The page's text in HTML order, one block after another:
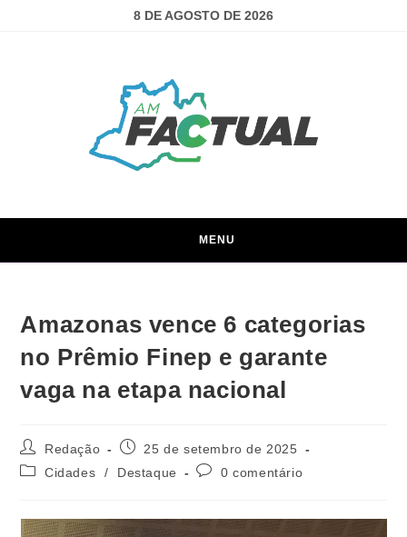
8 DE AGOSTO DE 2026
MENU
Amazonas vence 6 categorias
no Prêmio Finep e garante
vaga na etapa nacional
Redação
25 de setembro de 2025
Cidades
/ Destaque 0 comentário